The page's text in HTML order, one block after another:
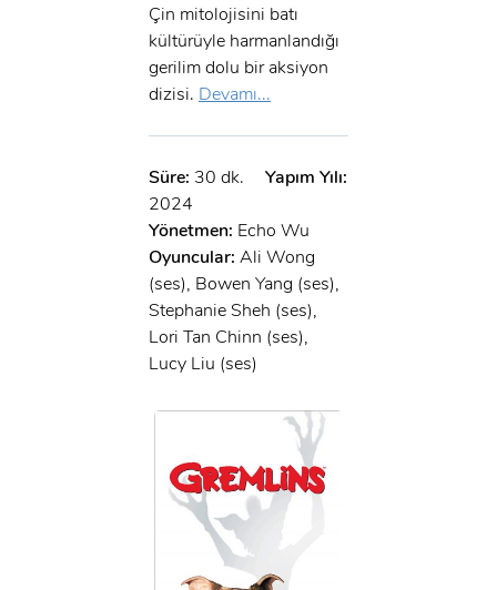
Çin mitolojisini batı
kültürüyle harmanlandığı
gerilim dolu bir aksiyon
dizisi. Devamı...
Süre: 30 dk.
Yapım Yılı:
2024
Yönetmen: Echo Wu
Oyuncular: Ali Wong
(ses), Bowen Yang (ses),
Stephanie Sheh (ses),
Lori Tan Chinn (ses),
Lucy Liu (ses)